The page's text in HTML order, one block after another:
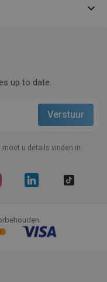

up to date.
u details vinden in